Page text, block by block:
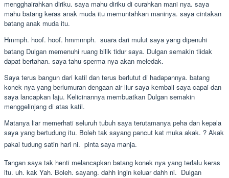
mengghairahkan diriku. saya mahu diriku di curahkan mani nya. saya
mahu batang keras anak muda itu memuntahkan maninya. saya cintakan
batang anak muda itu.
Hmmph. hoof. hoof. hmmnnph.  suara dari mulut saya yang dipenuhi
batang Dulgan memenuhi ruang bilik tidur saya. Dulgan semakin tiidak
dapat bertahan. saya tahu sperma nya akan meledak.
Saya terus bangun dari katil dan terus berlutut di hadapannya. batang
konek nya yang berlumuran dengaan air liur saya kembali saya capai dan
saya lancapkan laju. Kelicinannya membuatkan Dulgan semakin
menggelinjang di atas katil.
Matanya liar memerhati seluruh tubuh saya terutamanya peha dan kepala
saya yang bertudung itu. Boleh tak sayang pancut kat muka akak. ? Akak
pakai tudung satin hari ni.  pinta saya manja.
Tangan saya tak henti melancapkan batang konek nya yang terlalu keras
itu. uh. kak Yah. Boleh. sayang. dahh ingin keluar dahh ni.  Dulgan